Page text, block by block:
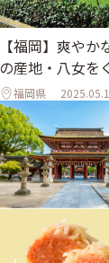
【福岡】爽や
の産地・八女を
福岡県